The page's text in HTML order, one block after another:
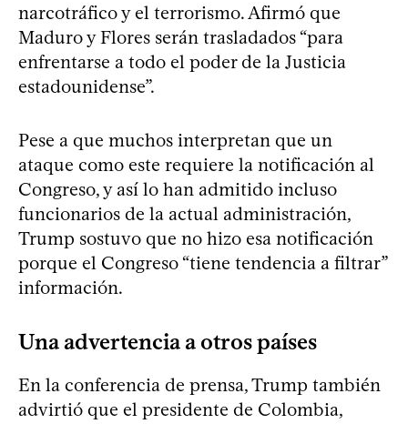
narcotráfico y el terrorismo. Afirmó que
Maduro y Flores serán trasladados “para
enfrentarse a todo el poder de la Justicia
estadounidense”.
Pese a que muchos interpretan que un
ataque como este requiere la notificación al
Congreso, y así lo han admitido incluso
funcionarios de la actual administración,
Trump sostuvo que no hizo esa notificación
porque el Congreso “tiene tendencia a filtrar”
información.
Una advertencia a otros países
En la conferencia de prensa, Trump también
advirtió que el presidente de Colombia,